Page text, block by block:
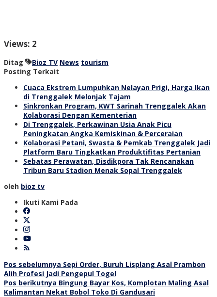
Views: 2
Ditag Bioz TV News tourism
Posting Terkait
Cuaca Ekstrem Lumpuhkan Nelayan Prigi, Harga Ikan
di Trenggalek Melonjak Tajam
Sinkronkan Program, KWT Sarinah Trenggalek Akan
Kolaborasi Dengan Kementerian
Di Trenggalek, Perkawinan Usia Anak Picu
Peningkatan Angka Kemiskinan & Perceraian
Kolaborasi Petani, Swasta & Pemkab Trenggalek Jadi
Platform Baru Tingkatkan Produktifitas Pertanian
Sebatas Perawatan, Disdikpora Tak Rencanakan
Tribun Baru Stadion Menak Sopal Trenggalek
oleh bioz tv
Ikuti Kami Pada
Navigasi
pos
Pos sebelumnya Sepi Order, Buruh Lisplang Asal Prambon
Alih Profesi Jadi Pengepul Togel
Pos berikutnya Bingung Bayar Kos, Komplotan Maling Asal
Kalimantan Nekat Bobol Toko Di Gandusari